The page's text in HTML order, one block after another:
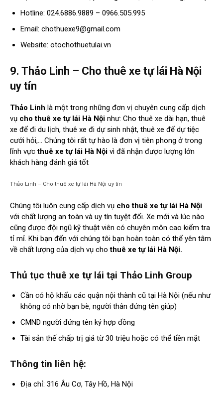
Hotline: 024.6886.9889 – 0966.505.995
Email: chothuexe9@gmail.com
Website: otochothuetulai.vn
9. Thảo Linh – Cho thuê xe tự lái Hà Nội
uy tín
Thảo Linh là một trong những đơn vị chuyên cung cấp dịch
vụ cho thuê xe tự lái Hà Nội như: Cho thuê xe dài hạn, thuê
xe để đi du lịch, thuê xe đi dự sinh nhật, thuê xe để dự tiệc
cưới hỏi,… Chúng tôi rất tự hào là đơn vị tiên phong ở trong
lĩnh vựcthuê xe tự lái Hà Nội vì đã nhận được lượng lớn
khách hàng đánh giá tốt
Thảo Linh – Cho thuê xe tự lái Hà Nội uy tín
Chúng tôi luôn cung cấp dịch vụ cho thuê xe tự lái Hà Nội
với chất lượng an toàn và uy tín tuyệt đối. Xe mới và lúc nào
cũng được đội ngũ kỹ thuật viên có chuyên môn cao kiểm tra
tỉ mỉ. Khi bạn đến với chúng tôi bạn hoàn toàn có thể yên tâm
về chất lượng của dịch vụ chothuê xe tự lái Hà Nội.
Thủ tục thuê xe tự lái tại Thảo Linh Group
Cần có hộ khẩu các quận nội thành cũ tại Hà Nội (nếu như
không có nhờ bạn bè, người thân đứng tên giúp)
CMND người đứng tên ký hợp đồng
Tài sản thế chấp trị giá từ 30 triệu hoặc có thể tiền mặt
Thông tin liên hệ:
Địa chỉ: 316 Âu Cơ, Tây Hồ, Hà Nội